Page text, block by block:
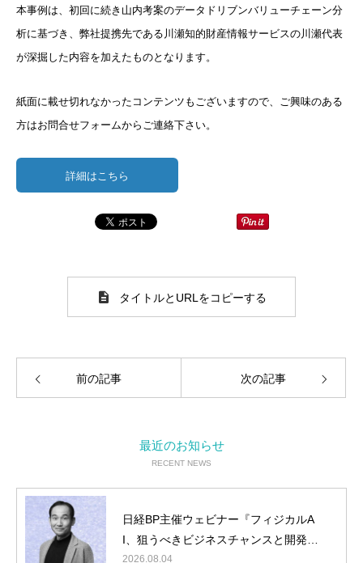
本事例は、初回に続き山内考案のデータドリブンバリューチェーン分
析に基づき、弊社提携先である川瀬知的財産情報サービスの川瀬代表
が深掘した内容を加えたものとなります。
紙面に載せ切れなかったコンテンツもございますので、ご興味のある
方はお問合せフォームからご連絡下さい。
詳細はこちら
タイトルとURLをコピーする
前の記事 次の記事
最近のお知らせ
RECENT NEWS
日経BP主催ウェビナー『フィジカルA
I、狙うべきビジネスチャンスと開発タ
ーゲット』に弊社山内が登壇
2026.08.04